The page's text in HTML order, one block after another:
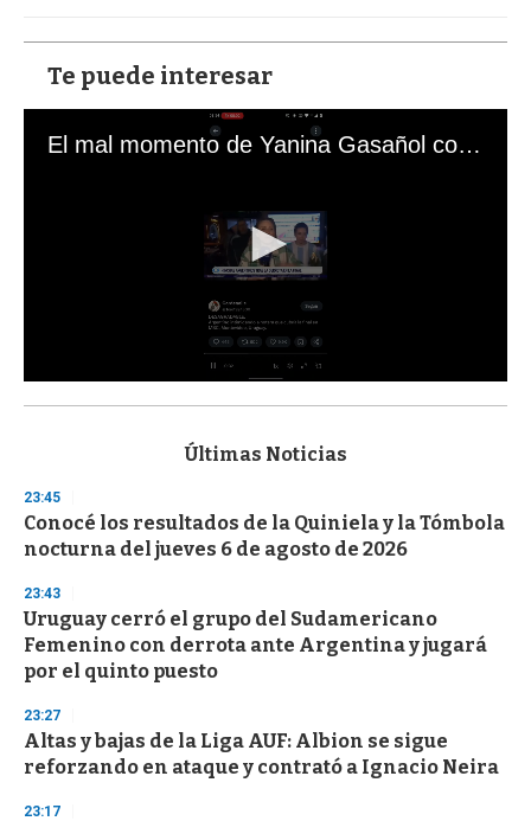
Te puede interesar
El mal momento de Yanina Gasañol con un hincha argentino en "Subrayado"
s
d
s
o
f
3
s
e
c
o
d
s
Últimas Noticias
23:45
Conocé los resultados de la Quiniela y la Tómbola
nocturna del jueves 6 de agosto de 2026
23:43
Uruguay cerró el grupo del Sudamericano
Femenino con derrota ante Argentina y jugará
por el quinto puesto
23:27
Altas y bajas de la Liga AUF: Albion se sigue
reforzando en ataque y contrató a Ignacio Neira
23:17